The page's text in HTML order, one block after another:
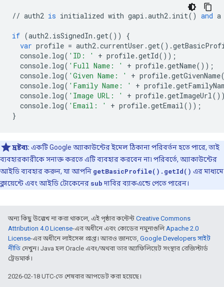
// auth2 is initialized with gapi .auth2. init() and a
if (auth2. isSignedIn .get())
{
var profile = auth2.currentUser .get() .
console. log( 'ID: ' + profile.getId());
console. log( 'Full Name: ' + profile.getName());
console. log( 'Given Name: ' + profile.getGivenName
console. log( 'Family Name: ' + profile.
console. log( 'Image URL: ' + profile.getImageUrl
console. log( 'Email: ' + profile.getEmail());
}
দ্রষ্টব্য: একটি Google অ্যাকাউন্টের ইমেল ঠিকানা পরিবর্তন হতে পারে, তাই
ব্যবহারকারীকে সনাক্ত করতে এটি ব্যবহার করবেন না৷ পরিবর্তে, অ্যাকাউন্টের
আইডি ব্যবহার করুন, যা আপনি getBasicProfile().getId() এর মাধ্যমে
ক্লায়েন্টে এবং আইডি টোকেনের sub দাবির ব্যাকএন্ডে পেতে পারেন।
অন্য কিছু উল্লেখ না করা থাকলে, এই পৃষ্ঠার কন্টেন্ট Creative Commons
Attribution 4.0 License-এর অধীনে এবং কোডের নমুনাগুলিApache 2.0
License-এর অধীনে লাইসেন্স প্রাপ্ত। আরও জানতে, Google Developers সাইট
নীতি দেখুন। Java হল Oracle এবং/অথবা তার অ্যাফিলিয়েট সংস্থার রেজিস্টার্ড
ট্রেডমার্ক।
2026-02-18 UTC-তে শেষবার আপডেট করা হয়েছে।